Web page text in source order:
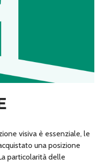
visiva è essenziale, le
una posizione
particolarità delle